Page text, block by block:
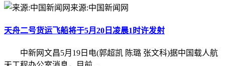
来源:中国新闻网
天舟二号货运飞船将于5月20日凌晨1时许发射
中新网文昌5月19日电(郭超凯 陈璐 张文科)据中国载人航